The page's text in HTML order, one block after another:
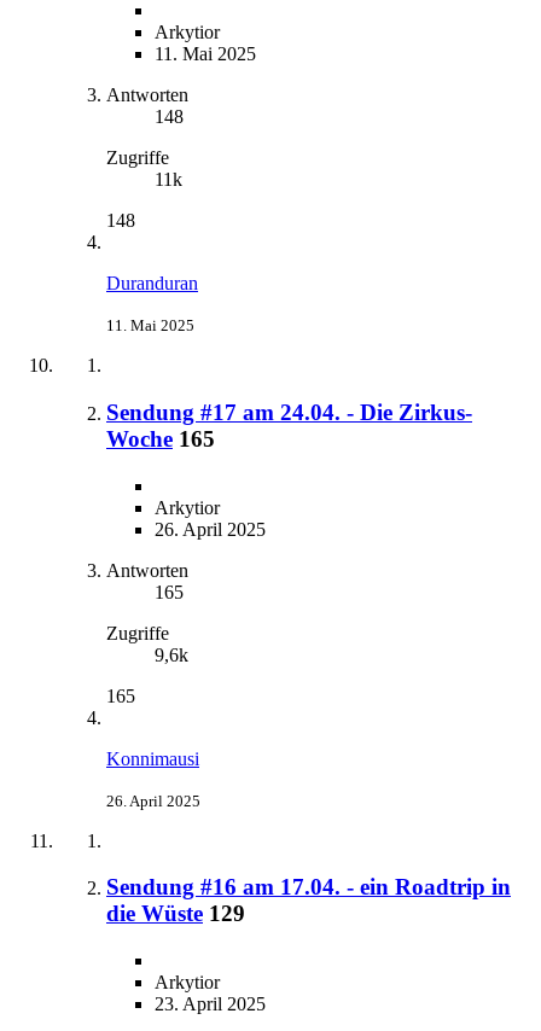
Arkytior
11. Mai 2025
Antworten
148
Zugriffe
11k
148
Duranduran
11. Mai 2025
Sendung #17 am 24.04. - Die Zirkus-
Woche 165
Arkytior
26. April 2025
Antworten
165
Zugriffe
9,6k
165
Konnimausi
26. April 2025
Sendung #16 am 17.04. - ein Roadtrip in
die Wüste 129
Arkytior
23. April 2025